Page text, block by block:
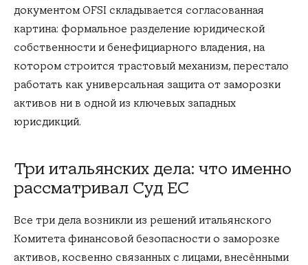
документом OFSI складывается согласованная
картина: формальное разделение юридической
собственности и бенефициарного владения, на
котором строится трастовый механизм, перестало
работать как универсальная защита от заморозки
активов ни в одной из ключевых западных
юрисдикций.
Три итальянских дела: что именно
рассматривал Суд ЕС
Все три дела возникли из решений итальянского
Комитета финансовой безопасности о заморозке
активов, косвенно связанных с лицами, внесёнными